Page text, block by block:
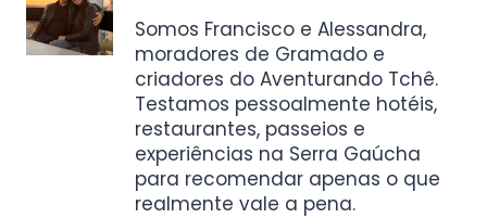
Somos Francisco e Alessandra,
moradores de Gramado e
criadores do Aventurando Tchê.
Testamos pessoalmente hotéis,
restaurantes, passeios e
experiências na Serra Gaúcha
para recomendar apenas o que
realmente vale a pena.